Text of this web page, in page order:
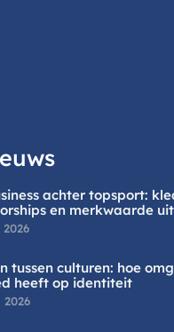
achter topsport:
en merkwaarde
tussen culturen: hoe
heeft op identiteit
2026